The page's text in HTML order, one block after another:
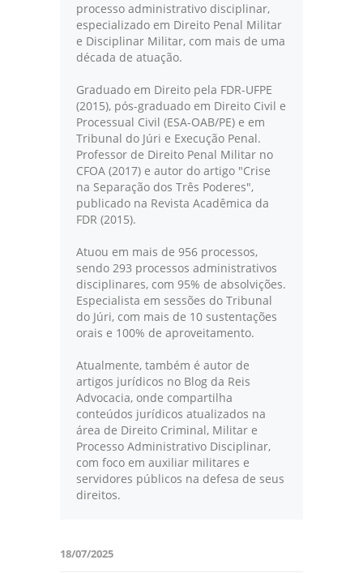
processo administrativo disciplinar,
especializado em Direito Penal Militar
e Disciplinar Militar, com mais de uma
década de atuação.
Graduado em Direito pela FDR-UFPE
(2015), pós-graduado em Direito Civil e
Processual Civil (ESA-OAB/PE) e em
Tribunal do Júri e Execução Penal.
Professor de Direito Penal Militar no
CFOA (2017) e autor do artigo "Crise
na Separação dos Três Poderes",
publicado na Revista Acadêmica da
FDR (2015).
Atuou em mais de 956 processos,
sendo 293 processos administrativos
disciplinares, com 95% de absolvições.
Especialista em sessões do Tribunal
do Júri, com mais de 10 sustentações
orais e 100% de aproveitamento.
Atualmente, também é autor de
artigos jurídicos no Blog da Reis
Advocacia, onde compartilha
conteúdos jurídicos atualizados na
área de Direito Criminal, Militar e
Processo Administrativo Disciplinar,
com foco em auxiliar militares e
servidores públicos na defesa de seus
direitos.
18/07/2025